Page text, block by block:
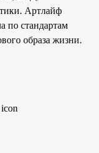
Артлайф
по стандартам
образа жизни.